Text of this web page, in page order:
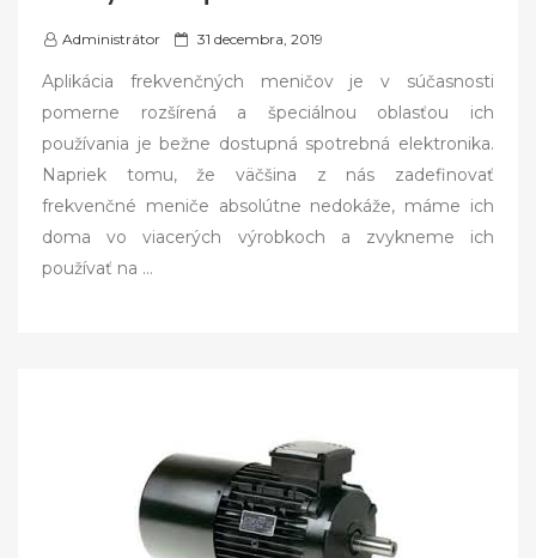
Administrátor
P
t
e
o
n
31 decembra, 2019
Aplikácia frekvenčných meničov je v súčasnosti
pomerne rozšírená a špeciálnou oblasťou ich
používania je bežne dostupná spotrebná elektronika.
Napriek tomu, že väčšina z nás zadefinovať
frekvenčné meniče absolútne nedokáže, máme ich
doma vo viacerých výrobkoch a zvykneme ich
používať na …